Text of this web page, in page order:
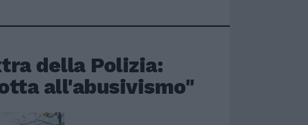
della Polizia:
all'abusivismo"